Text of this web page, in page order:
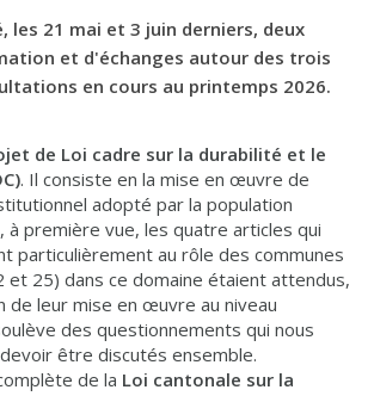
les 21 mai et 3 juin derniers, deux
et d'échanges autour des trois
en cours au printemps 2026.
de Loi cadre sur la durabilité et le
. Il consiste en la mise en œuvre de
adopté par la population
à première vue, les quatre articles qui
particulièrement au rôle des communes
et 25) dans ce domaine étaient attendus,
de leur mise en œuvre au niveau
des questionnements qui nous
être discutés ensemble.
de la Loi cantonale sur la